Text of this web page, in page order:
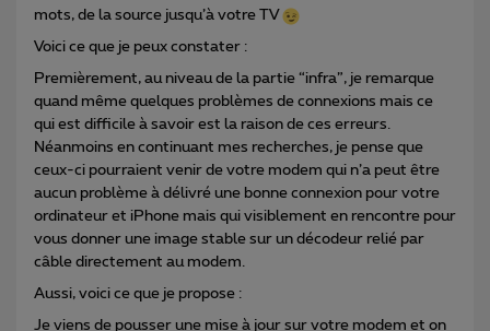
mots, de la source jusqu’à votre TV
Voici ce que je peux constater :
Premièrement, au niveau de la partie “infra”, je remarque
quand même quelques problèmes de connexions mais ce
qui est difficile à savoir est la raison de ces erreurs.
Néanmoins en continuant mes recherches, je pense que
ceux-ci pourraient venir de votre modem qui n’a peut être
aucun problème à délivré une bonne connexion pour votre
ordinateur et iPhone mais qui visiblement en rencontre pour
vous donner une image stable sur un décodeur relié par
câble directement au modem.
Aussi, voici ce que je propose :
Je viens de pousser une mise à jour sur votre modem et on